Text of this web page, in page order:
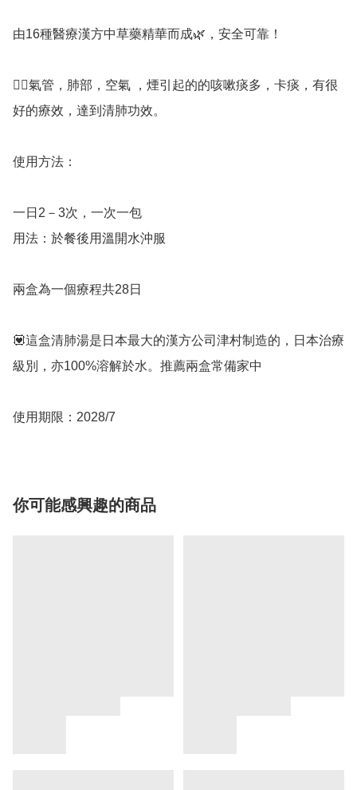
由16種醫療漢方中草藥精華而成🌿，安全可靠！
👉🏻氣管，肺部，空氣 ，煙引起的的咳嗽痰多，卡痰，有很
好的療效，達到清肺功效。
使用方法：
一日2－3次，一次一包
用法：於餐後用溫開水沖服
兩盒為一個療程共28日
💟這盒清肺湯是日本最大的漢方公司津村制造的，日本治療
級別，亦100%溶解於水。推薦兩盒常備家中
使用期限：2028/7
你可能感興趣的商品